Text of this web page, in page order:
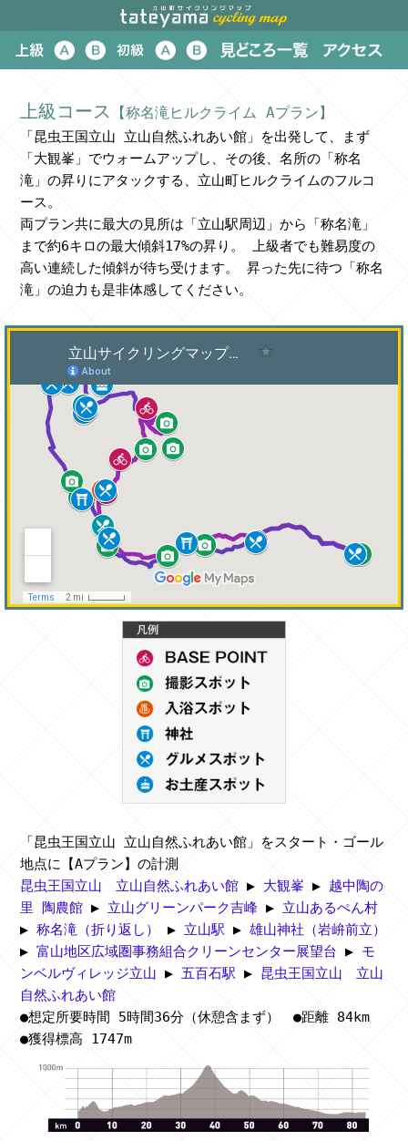
上級コース 【称名滝ヒルクライム Aプラン】
「昆虫王国立山 立山自然ふれあい館」を出発して、まず
「大観峯」でウォームアップし、その後、名所の「称名
滝」の昇りにアタックする、立山町ヒルクライムのフルコ
ース。
両プラン共に最大の見所は「立山駅周辺」から「称名滝」
まで約6キロの最大傾斜17%の昇り。 上級者でも難易度の
高い連続した傾斜が待ち受けます。 昇った先に待つ「称名
滝」の迫力も是非体感してください。
「昆虫王国立山 立山自然ふれあい館」をスタート・ゴール
地点に【Aプラン】の計測
昆虫王国立山 立山自然ふれあい館 ▶ 大観峯 ▶ 越中陶の
里 陶農館 ▶ 立山グリーンパーク吉峰 ▶ 立山あるぺん村
▶称名滝（折り返し） ▶ 立山駅 ▶雄山神社（岩峅前立）
▶富山地区広域圏事務組合クリーンセンター展望台 ▶ モ
ンベルヴィレッジ立山 ▶五百石駅 ▶ 昆虫王国立山 立山
自然ふれあい館
●想定所要時間 5時間36分（休憩含まず） ●距離 84km
●獲得標高 1747m